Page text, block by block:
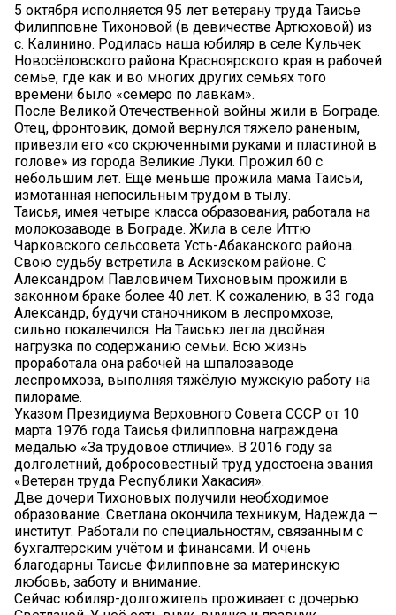
5 октября исполняется 95 лет ветерану труда Таисье
Филипповне Тихоновой (в девичестве Артюховой) из
с. Калинино. Родилась наша юбиляр в селе Кульчек
Новосёловского района Красноярского края в рабочей
семье, где как и во многих других семьях того
времени было «семеро по лавкам».
После Великой Отечественной войны жили в Бограде.
Отец, фронтовик, домой вернулся тяжело раненым,
привезли его «со скрюченными руками и пластиной в
голове» из города Великие Луки. Прожил 60 с
небольшим лет. Ещё меньше прожила мама Таисьи,
измотанная непосильным трудом в тылу.
Таисья, имея четыре класса образования, работала на
молокозаводе в Бограде. Жила в селе Иттю
Чарковского сельсовета Усть-Абаканского района.
Свою судьбу встретила в Аскизском районе. С
Александром Павловичем Тихоновым прожили в
законном браке более 40 лет. К сожалению, в 33 года
Александр, будучи станочником в леспромхозе,
сильно покалечился. На Таисью легла двойная
нагрузка по содержанию семьи. Всю жизнь
проработала она рабочей на шпалозаводе
леспромхоза, выполняя тяжёлую мужскую работу на
пилораме.
Указом Президиума Верховного Совета СССР от 10
марта 1976 года Таисья Филипповна награждена
медалью «За трудовое отличие». В 2016 году за
долголетний, добросовестный труд удостоена звания
«Ветеран труда Республики Хакасия».
Две дочери Тихоновых получили необходимое
образование. Светлана окончила техникум, Надежда –
институт. Работали по специальностям, связанным с
бухгалтерским учётом и финансами. И очень
благодарны Таисье Филипповне за материнскую
любовь, заботу и внимание.
Сейчас юбиляр-долгожитель проживает с дочерью